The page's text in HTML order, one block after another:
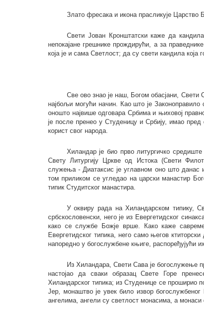
Злато фресака и икона прасликује Царство
Свети Јован Кронштатски каже да
непокајане грешнике прождирући, а за
која је и сама Светлост; да су свети кандила која
Све ово знао је наш, Богом обасјани,
најбољи могући начин. Као што је Законоправило
оношто највише одговара Србима и њиховој
је после пренео у Студеницу и Србију, имао
корист свог народа.
Хиландар је био прво литургичко
Свету Литургију Цркве од Истока (Свети
служења - Диатаксис је углавном оно што данас
том приликом се угледао на царски манастир
типик Студитског манастира.
У оквиру рада на Хиландарском типику,
србскословенски, него је из Евергетидског
како се службе Божје врше. Како каже
Евергетидског типика, него само његов
напоредно у богослужбене књиге, распоређујући
Из Хиландара, Свети Сава је богослужење
настојао да сваки образац Свете Горе
Хиландарског типика; из Студенице се проширио
Јер, монаштво је увек било извор
ангелима, ангели су светлост монасима, а монаси